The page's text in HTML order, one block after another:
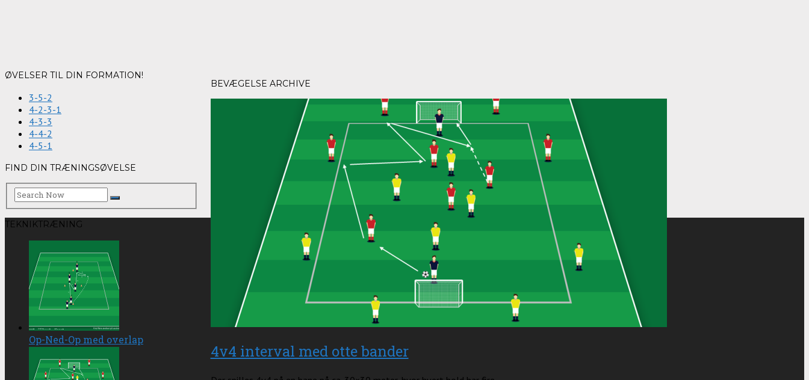
BEVÆGELSE ARCHIVE
4v4 interval med otte bander
ØVELSER TIL DIN FORMATION!
3-5-2
4-2-3-1
4-3-3
4-4-2
4-5-1
FIND DIN TRÆNINGSØVELSE
TEKNIKTRÆNING
Op-Ned-Op med overlap